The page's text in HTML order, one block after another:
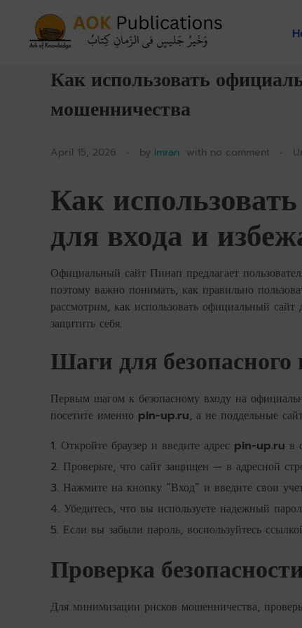
Как использовать
мошенничества
April 15, 2026 by Imran with no comment
Как
для входа и
Официальный сайт Пинап предлагает
поэтому важно понимать, как правильно
рассмотрим, как использовать официальный
защитить себя.
Шаги для
Первым шагом к безопасному входу на
посетите именно pin-up.ru, а не поддельные
Откройте браузер и введите адрес pin-up.ru в
Проверьте, что сайт защищен — в адресной
Нажмите на кнопку “Вход” и введите свои
Убедитесь, что вы используете надежный
Если вы забыли пароль, воспользуйтесь
Проверка
Для минимизации рисков мошенничества,